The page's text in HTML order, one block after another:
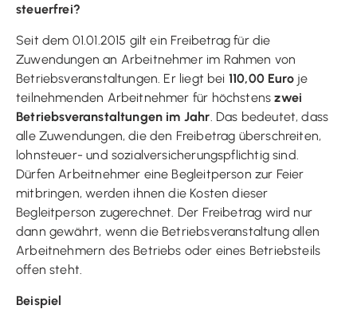
steuerfrei?
Seit dem 01.01.2015 gilt ein Freibetrag für die
Zuwendungen an Arbeitnehmer im Rahmen von
Betriebsveranstaltungen. Er liegt bei 110,00 Euroje
teilnehmenden Arbeitnehmer für höchstenszwei
Betriebsveranstaltungen im Jahr . Das bedeutet, dass
alle Zuwendungen, die den Freibetrag überschreiten,
lohnsteuer- und sozialversicherungspflichtig sind.
Dürfen Arbeitnehmer eine Begleitperson zur Feier
mitbringen, werden ihnen die Kosten dieser
Begleitperson zugerechnet. Der Freibetrag wird nur
dann gewährt, wenn die Betriebsveranstaltung allen
Arbeitnehmern des Betriebs oder eines Betriebsteils
offen steht.
Beispiel